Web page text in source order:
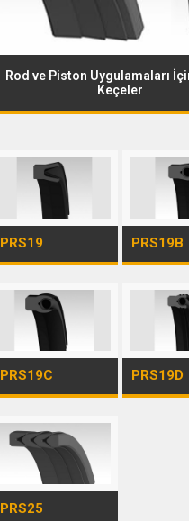
Rod ve Piston Uygulamaları
Keçeler
PRS19 PRS19B
PRS19C PRS19D
PRS25